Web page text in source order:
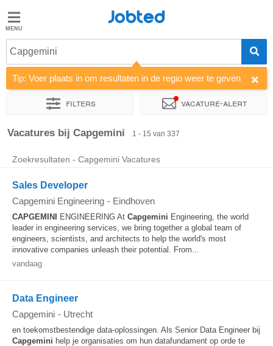
Jobted
Vacatures
Salarissen
Jobted
Capgemini
Tip: Voer plaats in om resultaten in de regio weer te geven
Filters Vacature-alert
Sorteer op Bedrijf Uitzendbureau
Vacatures bij Capgemini 1 - 15 van 337
Zoekresultaten - Capgemini Vacatures
Sales Developer
Capgemini Engineering - Eindhoven
CAPGEMINI ENGINEERING At Capgemini Engineering, the world
leader in engineering services, we bring together a global team of
engineers, scientists, and architects to help the world's most
innovative companies unleash their potential. From...
vandaag
Data Engineer
Capgemini - Utrecht
en toekomstbestendige data-oplossingen. Als Senior Data Engineer bij
Capgemini help je organisaties om hun datafundament op orde te